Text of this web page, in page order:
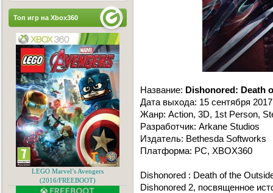
Название: Dishonored: Death
Дата выхода: 15 сентября 2017
Жанр: Action, 3D, 1st Person,
Разработчик: Arkane Studios
Издатель: Bethesda Softworks
Платформа: PC, XBOX360
Dishonored : Death of the
Dishonored 2, посвященное
Топ игр на Xbox360
LEGO Marvel’s Avengers
(2016/FREEBOOT)